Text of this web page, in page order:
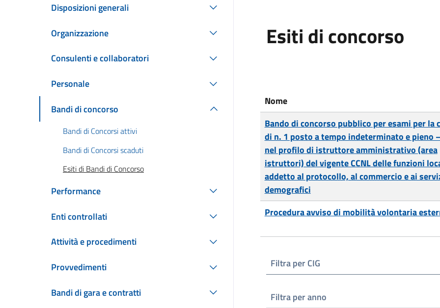
Disposizioni generali
Organizzazione
Consulenti e collaboratori
Personale
Bandi di concorso
Bandi di Concorsi attivi
Bandi di Concorsi scaduti
Esiti di Bandi di Concorso
Performance
Enti controllati
Attività e procedimenti
Provvedimenti
Bandi di gara e contratti
Esiti di concorso
Nome
Bando di concorso pubblico per esami per la
di n. 1 posto a tempo indeterminato e pieno
nel profilo di istruttore amministrativo (area
istruttori) del vigente CCNL delle funzioni
addetto al protocollo, al commercio e ai
demografici
Procedura avviso di mobilità volontaria
Filtra per CIG
Filtra per anno